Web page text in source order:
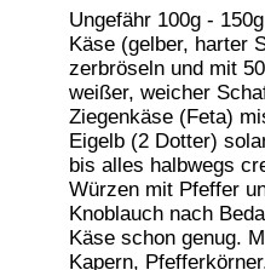
Ungefähr 100g -
Käse (gelber, harter
zerbröseln und mit
weißer, weicher
Ziegenkäse (Feta)
Eigelb (2 Dotter)
bis alles halbwegs
Würzen mit Pfeffer
Knoblauch nach
Käse schon genug.
Kapern,